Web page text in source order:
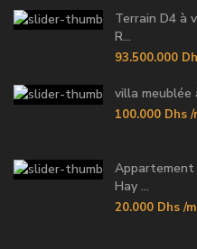
Terrain D4 à
R...
93.500.000
villa meublée
100.000 Dhs /
Appartement
Hay ...
20.000 Dhs /